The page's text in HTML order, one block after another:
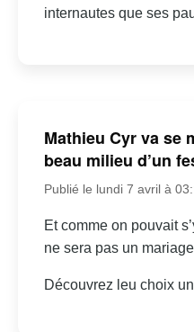
internautes que ses
Mathieu Cyr va se
beau milieu d’un
Publié le lundi 7 avril à
Et comme on pouvait
ne sera pas un
Découvrez leu choix